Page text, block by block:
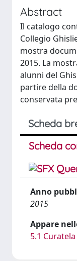
Abstract
Il catalogo
Collegio
mostra
2015. La
alunni del
partire della
conservata
Scheda
Scheda
Anno
2015
Appare
5.1 Curatela